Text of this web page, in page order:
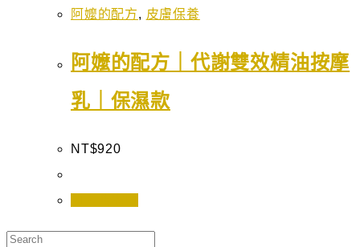
阿嬤的配方, 皮膚保養
阿嬤的配方｜代謝雙效精油按摩
乳｜保濕款
NT$920